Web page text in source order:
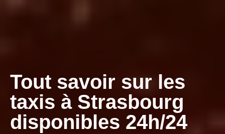
Tout savoir sur les
taxis à Strasbourg
disponibles 24h/24